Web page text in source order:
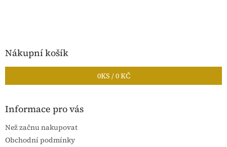
Nákupní košík
0KS /0 KČ
Informace pro vás
Než začnu nakupovat
Obchodní podmínky